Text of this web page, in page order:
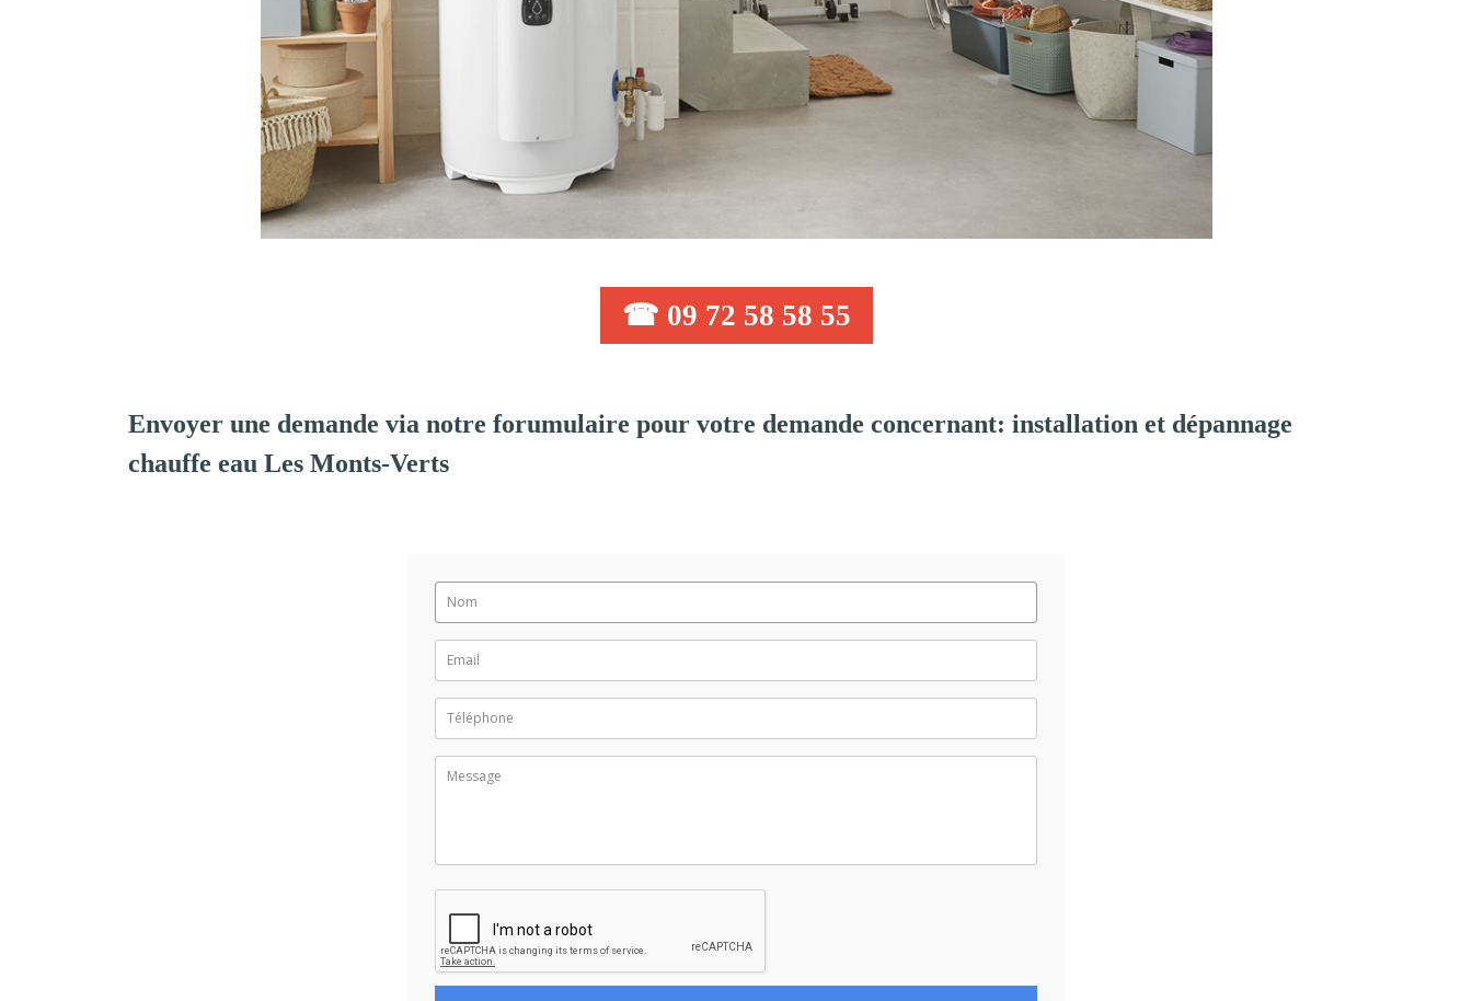
☎ 09 72 58 58 55
Envoyer une demande via notre forumulaire pour votre demande concernant: installation et dépannage
chauffe eau Les Monts-Verts